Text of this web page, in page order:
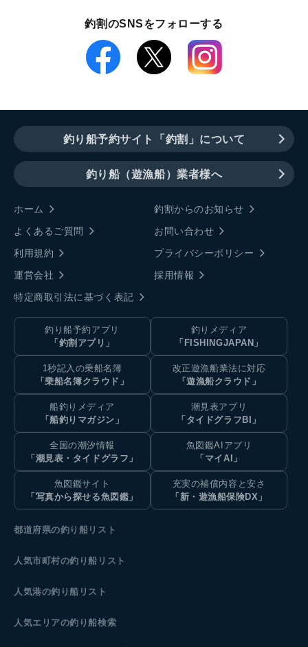
釣割のSNSをフォローする
釣り船予約サイト「釣割」について
釣り船（遊漁船）業者様へ
ホーム
釣割からのお知らせ
よくあるご質問
お問い合わせ
利用規約
プライバシーポリシー
運営会社
採用情報
特定商取引法に基づく表記
釣り船予約アプリ
「釣割アプリ」
釣りメディア
「FISHINGJAPAN」
1秒記入の乗船名簿
「乗船名簿クラウド」
改正遊漁船業法に対応
「遊漁船クラウド」
船釣りメディア
「船釣りマガジン」
潮見表アプリ
「タイドグラフBI」
全国の潮汐情報
「潮見表・タイドグラフ」
魚図鑑AIアプリ
「マイAI」
魚図鑑サイト
「写真から探せる魚図鑑」
充実の補償内容と安さ
「新・遊漁船保険DX」
都道府県の釣り船リスト
人気市町村の釣り船リスト
人気港の釣り船リスト
人気エリアの釣り船検索